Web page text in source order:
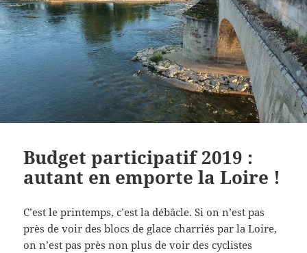
Budget participatif 2019 :
autant en emporte la Loire !
C’est le printemps, c’est la débâcle. Si on n’est pas
près de voir des blocs de glace charriés par la Loire,
on n’est pas près non plus de voir des cyclistes